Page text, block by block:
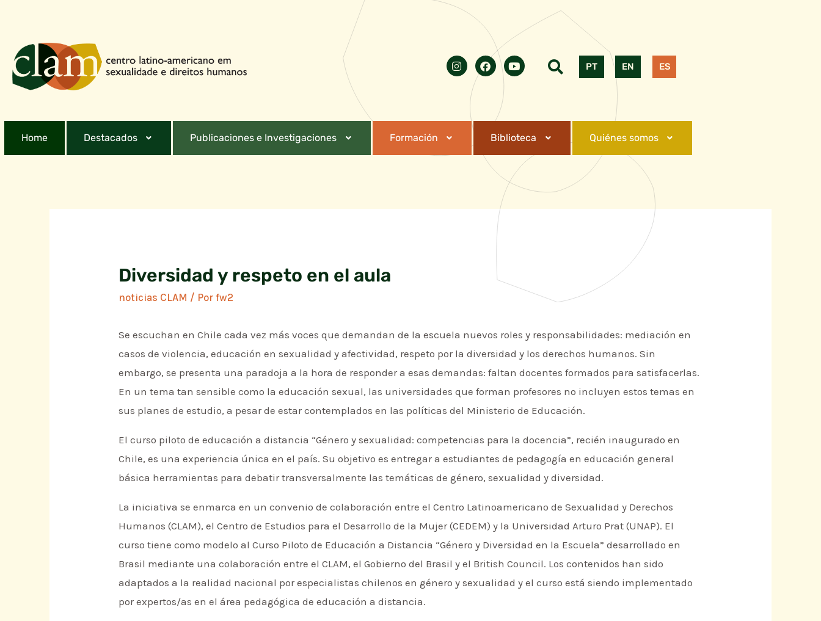
PT EN ES
Home Destacados Publicaciones e Investigaciones Formación Biblioteca Quiénes somos
Diversidad y respeto en el aula
noticias CLAM / Porfw2
Se escuchan en Chile cada vez más voces que demandan de la escuela nuevos roles y responsabilidades: mediación en
casos de violencia, educación en sexualidad y afectividad, respeto por la diversidad y los derechos humanos. Sin
embargo, se presenta una paradoja a la hora de responder a esas demandas: faltan docentes formados para satisfacerlas.
En un tema tan sensible como la educación sexual, las universidades que forman profesores no incluyen estos temas en
sus planes de estudio, a pesar de estar contemplados en las políticas del Ministerio de Educación.
El curso piloto de educación a distancia “Género y sexualidad: competencias para la docencia”, recién inaugurado en
Chile, es una experiencia única en el país. Su objetivo es entregar a estudiantes de pedagogía en educación general
básica herramientas para debatir transversalmente las temáticas de género, sexualidad y diversidad.
La iniciativa se enmarca en un convenio de colaboración entre el Centro Latinoamericano de Sexualidad y Derechos
Humanos (CLAM), el Centro de Estudios para el Desarrollo de la Mujer (CEDEM) y la Universidad Arturo Prat (UNAP). El
curso tiene como modelo al Curso Piloto de Educación a Distancia “Género y Diversidad en la Escuela” desarrollado en
Brasil mediante una colaboración entre el CLAM, el Gobierno del Brasil y el British Council. Los contenidos han sido
adaptados a la realidad nacional por especialistas chilenos en género y sexualidad y el curso está siendo implementado
por expertos/as en el área pedagógica de educación a distancia.